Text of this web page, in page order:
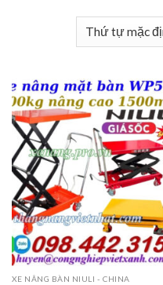
XE NÂNG BÀN NIULI - CHINA